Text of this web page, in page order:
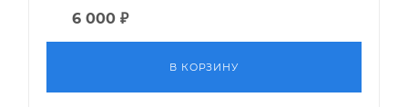
6 000 ₽
В КОРЗИНУ